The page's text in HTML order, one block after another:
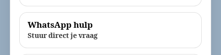
WhatsApp hulp
Stuur direct je vraag